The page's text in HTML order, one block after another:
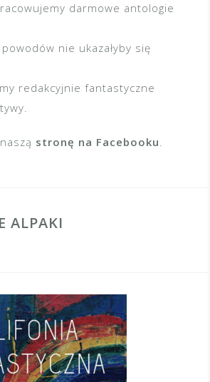
darmowe antologie
nie ukazałyby się
redakcyjnie fantastyczne
stronę na Facebooku.
ALPAKI